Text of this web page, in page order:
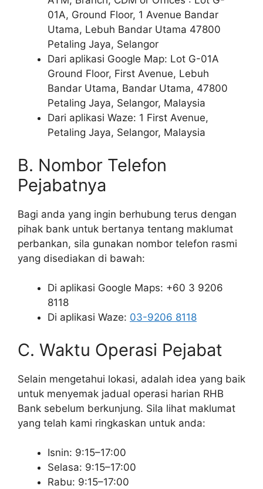
01A, Ground Floor, 1 Avenue Bandar
Utama, Lebuh Bandar Utama 47800
Petaling Jaya, Selangor
Dari aplikasi Google Map: Lot G-01A
Ground Floor, First Avenue, Lebuh
Bandar Utama, Bandar Utama, 47800
Petaling Jaya, Selangor, Malaysia
Dari aplikasi Waze: 1 First Avenue,
Petaling Jaya, Selangor, Malaysia
B. Nombor Telefon
Pejabatnya
Bagi anda yang ingin berhubung terus dengan
pihak bank untuk bertanya tentang maklumat
perbankan, sila gunakan nombor telefon rasmi
yang disediakan di bawah:
Di aplikasi Google Maps: +60 3 9206
8118
Di aplikasi Waze: 03-9206 8118
C. Waktu Operasi Pejabat
Selain mengetahui lokasi, adalah idea yang baik
untuk menyemak jadual operasi harian RHB
Bank sebelum berkunjung. Sila lihat maklumat
yang telah kami ringkaskan untuk anda:
Isnin: 9:15–17:00
Selasa: 9:15–17:00
Rabu: 9:15–17:00